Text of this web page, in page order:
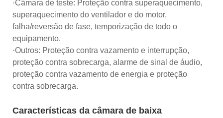
·Câmara de teste: Proteção contra superaquecimento,
superaquecimento do ventilador e do motor,
falha/reversão de fase, temporização de todo o
equipamento.
·Outros: Proteção contra vazamento e interrupção,
proteção contra sobrecarga, alarme de sinal de áudio,
proteção contra vazamento de energia e proteção
contra sobrecarga.
Características da câmara de baixa